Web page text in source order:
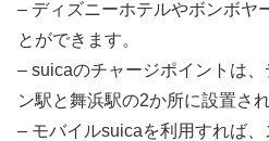
– ディズニーホテルやボンボヤ
とができます。
– suicaのチャージポイントは
ン駅と舞浜駅の2か所に設置さ
– モバイルsuicaを利用すれば